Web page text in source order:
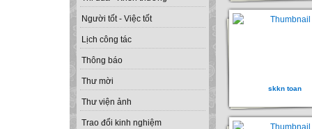
Người tốt - Việc tốt
Lịch công tác
Thông báo
Thư mời
Thư viện ảnh
Trao đổi kinh nghiệm
skkn toan